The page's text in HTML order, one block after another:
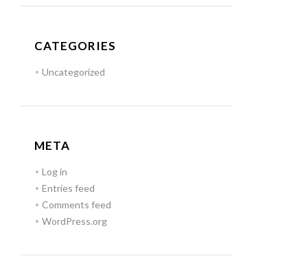
CATEGORIES
Uncategorized
META
Log in
Entries feed
Comments feed
WordPress.org